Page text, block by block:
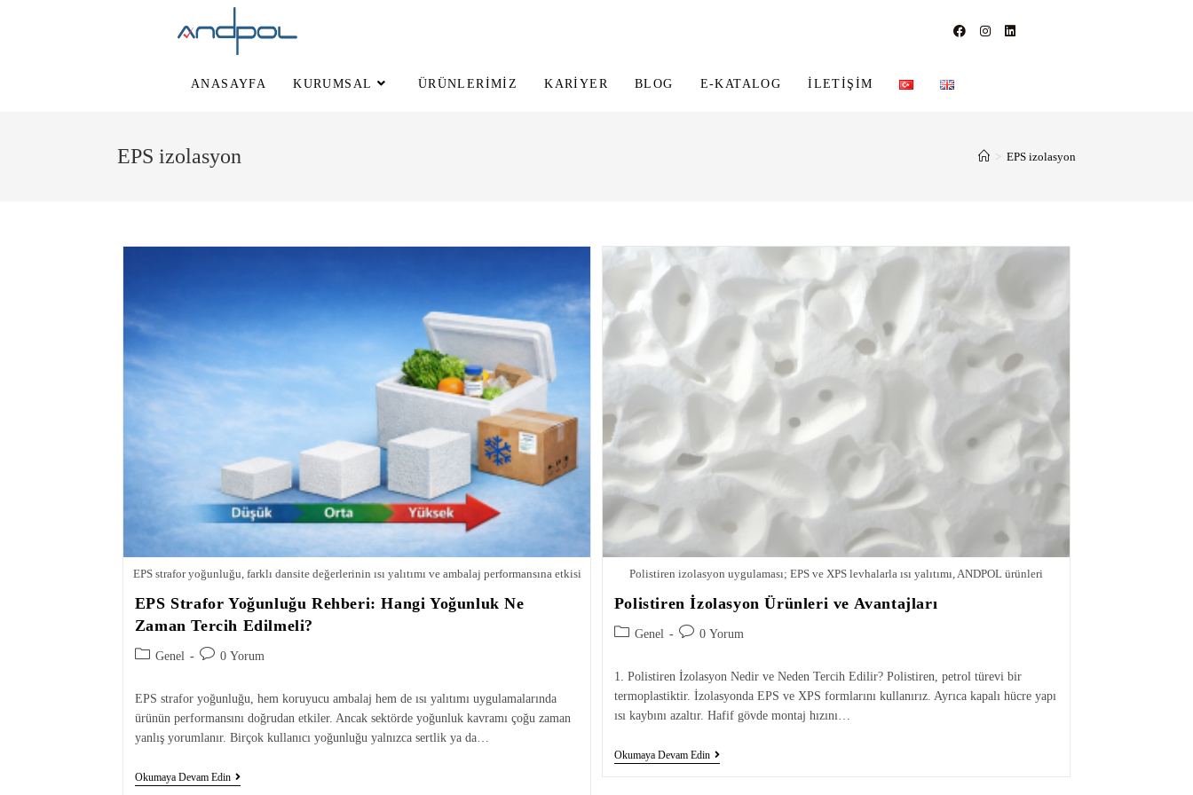
ANASAYFA KURUMSAL ÜRÜNLERIMIZ KARIYER BLOG E-KATALOG İLETIŞIM
EPS izolasyon > EPS izolasyon
EPS strafor yoğunluğu, farklı dansite değerlerinin ısı yalıtımı ve ambalaj performansına etkisi
EPS Strafor Yoğunluğu Rehberi: Hangi Yoğunluk Ne
Zaman Tercih Edilmeli?
Genel 0 Yorum
EPS strafor yoğunluğu, hem koruyucu ambalaj hem de ısı yalıtımı uygulamalarında
ürünün performansını doğrudan etkiler. Ancak sektörde yoğunluk kavramı çoğu zaman
yanlış yorumlanır. Birçok kullanıcı yoğunluğu yalnızca sertlik ya da…
Okumaya Devam Edin
Polistiren izolasyon uygulaması; EPS ve XPS levhalarla ısı yalıtımı, ANDPOL ürünleri
Polistiren İzolasyon Ürünleri ve Avantajları
Genel 0 Yorum
1. Polistiren İzolasyon Nedir ve Neden Tercih Edilir? Polistiren, petrol türevi bir
termoplastiktir. İzolasyonda EPS ve XPS formlarını kullanırız. Ayrıca kapalı hücre yapı
ısı kaybını azaltır. Hafif gövde montaj hızını…
Okumaya Devam Edin